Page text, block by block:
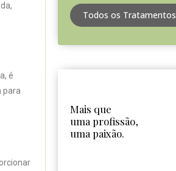
é
para
Todos os Tratamentos
Mais que
uma profissão,
uma paixão.